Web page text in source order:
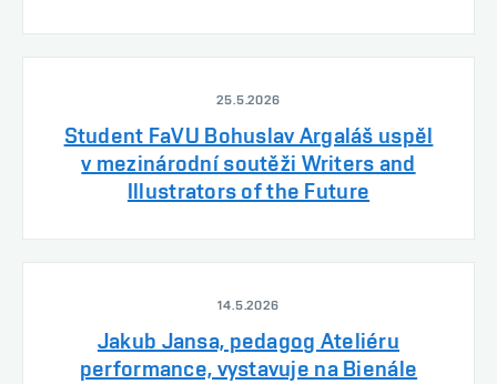
25.5.2026
Student FaVU Bohuslav Argaláš uspěl
v mezinárodní soutěži Writers and
Illustrators of the Future
14.5.2026
Jakub Jansa, pedagog Ateliéru
performance, vystavuje na Bienále